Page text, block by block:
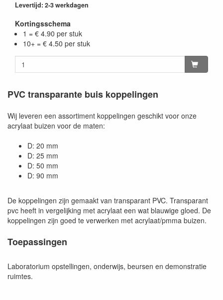
Levertijd: 2-3 werkdagen
Kortingsschema
1 = € 4.90 per stuk
10+ = € 4.50 per stuk
PVC transparante buis koppelingen
Wij leveren een assortiment koppelingen geschikt voor onze
acrylaat buizen voor de maten:
D: 20 mm
D: 25 mm
D: 50 mm
D: 90 mm
De koppelingen zijn gemaakt van transparant PVC. Transparant
pvc heeft in vergelijking met acrylaat een wat blauwige gloed. De
koppelingen zijn goed te verwerken met acrylaat/pmma buizen.
Toepassingen
Laboratorium opstellingen, onderwijs, beursen en demonstratie
ruimtes.